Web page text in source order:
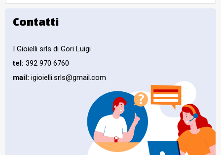
Contatti
I Gioielli srls di Gori Luigi
tel: 392 970 6760
mail: igioielli.srls@gmail.com